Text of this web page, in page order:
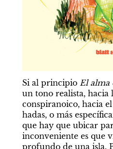
Si al principio El alma
un tono realista,
conspiranoico, hacia
hadas, o más
que hay que ubicar
inconveniente es que
profundo de una isla.